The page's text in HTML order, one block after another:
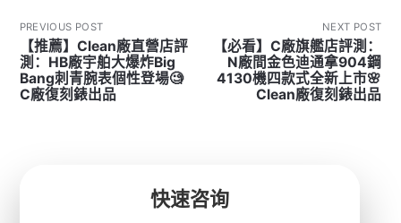
PREVIOUS POST
【推薦】Clean廠直營店評
測：HB廠宇舶大爆炸Big
Bang刺青腕表個性登場🧐
C廠復刻錶出品
NEXT POST
【必看】C廠旗艦店評測：
N廠間金色迪通拿904鋼
4130機四款式全新上市🌸
Clean廠復刻錶出品
快速咨询